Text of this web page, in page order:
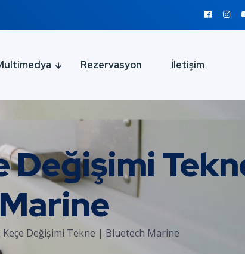
Rezervasyon İletişim
Değişimi
Keçe Değişimi Tekne | Bluetech Marine